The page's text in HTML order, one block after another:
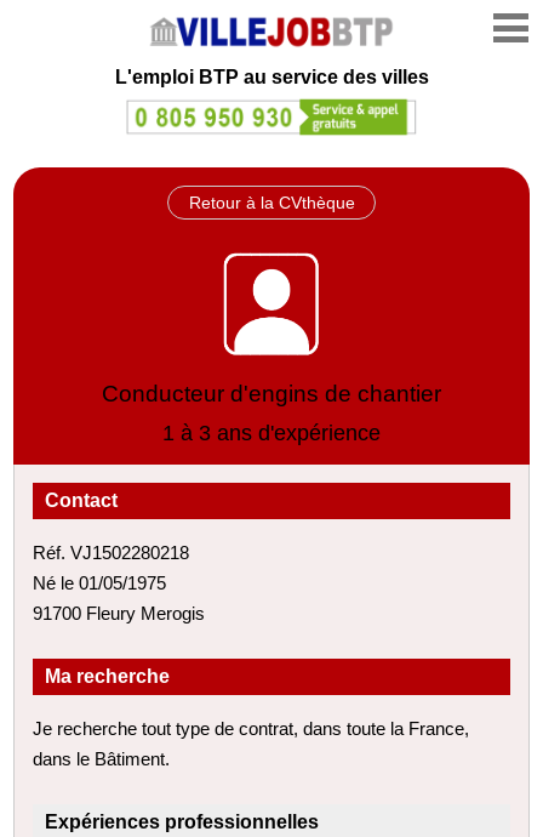
L'emploi BTP au service des villes
Retour à la CVthèque
Conducteur d'engins de chantier
1 à 3 ans d'expérience
Contact
Réf. VJ1502280218
Né le 01/05/1975
91700 Fleury Merogis
Ma recherche
Je recherche tout type de contrat, dans toute la France,
dans le Bâtiment.
Expériences professionnelles